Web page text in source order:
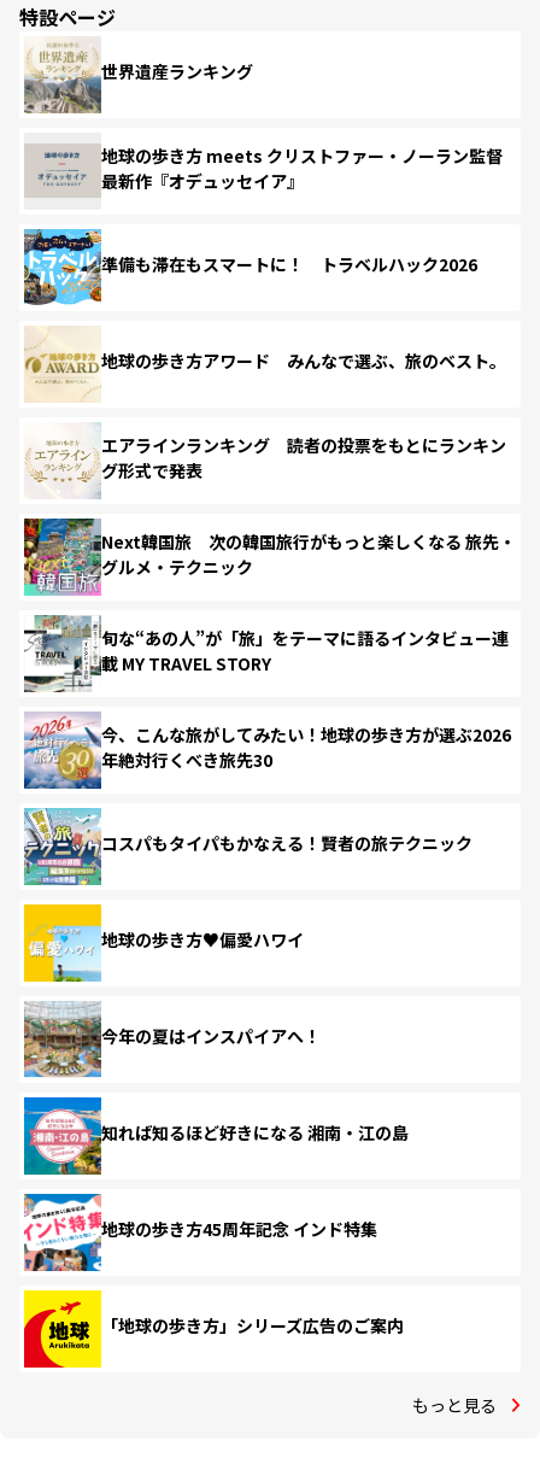
特設ページ
世界遺産ランキング
地球の歩き方 meets クリストファー・ノーラン監督
最新作『オデュッセイア』
準備も滞在もスマートに！ トラベルハック2026
地球の歩き方アワード みんなで選ぶ、旅のベスト。
エアラインランキング 読者の投票をもとにランキン
グ形式で発表
Next韓国旅 次の韓国旅行がもっと楽しくなる 旅先・
グルメ・テクニック
旬な“あの人”が「旅」をテーマに語るインタビュー連
載 MY TRAVEL STORY
今、こんな旅がしてみたい！地球の歩き方が選ぶ2026
年絶対行くべき旅先30
コスパもタイパもかなえる！賢者の旅テクニック
地球の歩き方♥偏愛ハワイ
今年の夏はインスパイアへ！
知れば知るほど好きになる 湘南・江の島
地球の歩き方45周年記念 インド特集
「地球の歩き方」シリーズ広告のご案内
もっと見る